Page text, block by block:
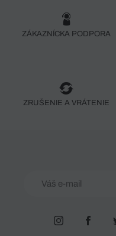
ZÁKAZNÍCKA PODPORA
ZRUŠENIE A VRÁTENIE